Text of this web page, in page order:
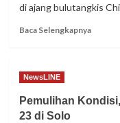
di ajang bulutangkis
Baca SelengkapnyaRead
Ganda
NewsLINE
Pemulihan
23 di Solo